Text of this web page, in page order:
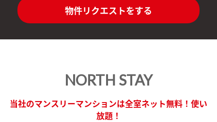
物件リクエストをする
NORTH STAY
当社のマンスリーマンションは全室ネット無料！使い
放題！